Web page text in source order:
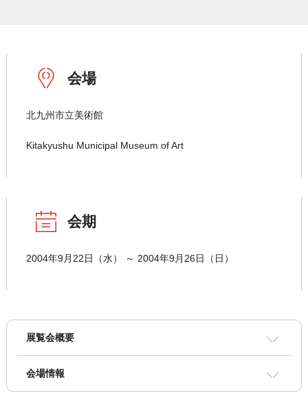
会場
北九州市立美術館
Kitakyushu Municipal Museum of Art
会期
2004年9月22日（水） ～ 2004年9月26日（日）
展覧会概要
会場情報